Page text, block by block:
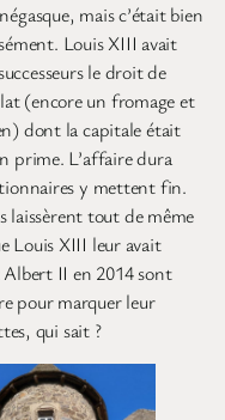
mais c’était bien
Louis XIII avait
le droit de
(encore un fromage et
dont la capitale était
prime. L’affaire dura
y mettent fin.
laissèrent tout de même
Louis XIII leur avait
II en 2014 sont
pour marquer leur
qui sait ?